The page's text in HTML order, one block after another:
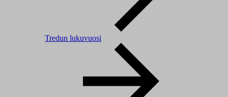
Tredun lukuvuosi